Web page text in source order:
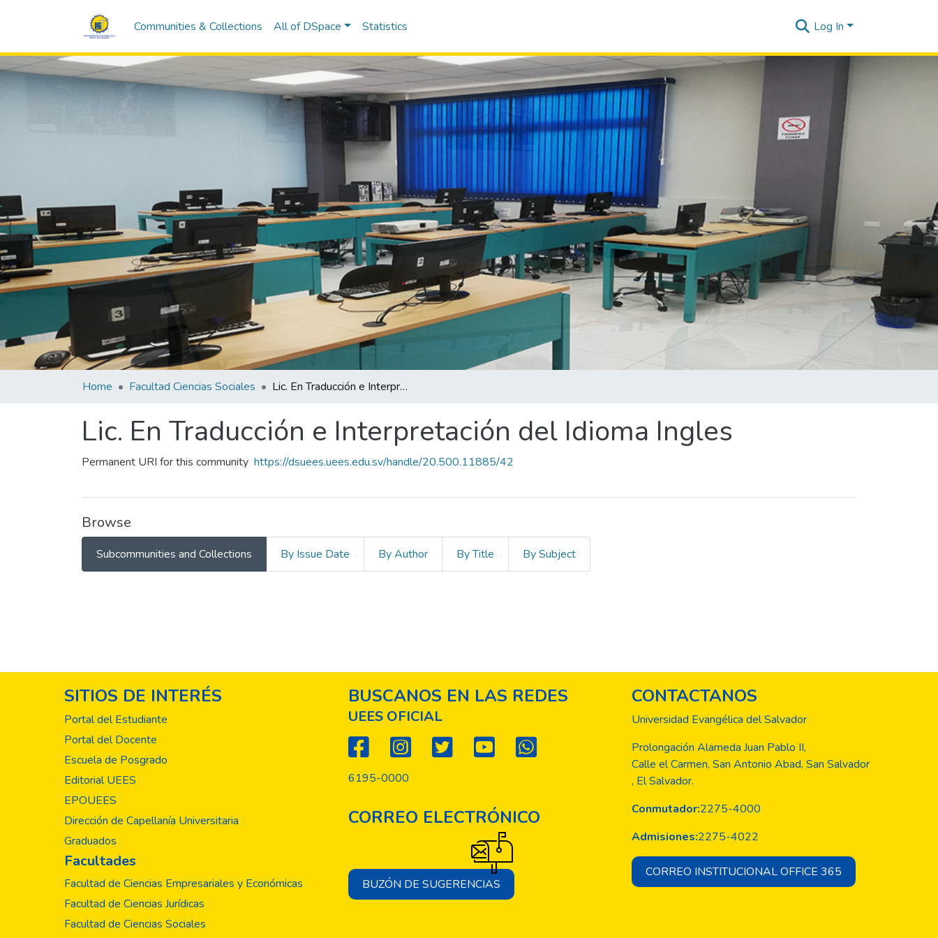
Communities & Collections All of DSpace Statistics Log In
Home Facultad Ciencias Sociales Lic. En Traducción e Interpretación del Idioma Ingles
Lic. En Traducción e Interpretación del Idioma Ingles
Permanent URI for this community https://dsuees.uees.edu.sv/handle/20.500.11885/42
Browse
Subcommunities and Collections By Issue Date By Author By Title By Subject
SITIOS DE INTERÉS
Portal del Estudiante
Portal del Docente
Escuela de Posgrado
Editorial UEES
EPOUEES
Dirección de Capellanía Universitaria
Graduados
Facultades
Facultad de Ciencias Empresariales y Económicas
Facultad de Ciencias Jurídicas
Facultad de Ciencias Sociales
BUSCANOS EN LAS REDES
UEES OFICIAL
6195-0000
CORREO ELECTRÓNICO
BUZÓN DE SUGERENCIAS
CONTACTANOS
Universidad Evangélica del Salvador
Prolongación Alameda Juan Pablo II,
Calle el Carmen, San Antonio Abad, San Salvador
, El Salvador.
Conmutador:2275-4000
Admisiones:2275-4022
CORREO INSTITUCIONAL OFFICE 365